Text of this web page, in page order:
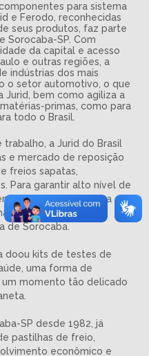
para sistema
e Ferodo, reconhecidas
seus produtos, faz parte
Sorocaba-SP. Com
da capital e acesso
e outras regiões, a
indústrias dos mais
o setor automotivo, o que
bem como agiliza a
primas, como para
todo o Brasil.
a Jurid do Brasil
e mercado de reposição
freios sapatas,
Para garantir alto nível de
e distribuição para
o ritmo de
de Sorocaba.
doou kits de testes de
uma forma de
momento tão delicado
SP desde 1982, já
pastilhas de freio,
econômico e